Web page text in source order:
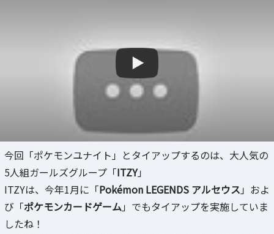
今回「ポケモンユナイト」とタイアップするのは、大人気の
5人組ガールズグループ「ITZY」
ITZYは、今年1月に「Pokémon LEGENDS アルセウス 」およ
び「ポケモンカードゲーム」でもタイアップを実施していま
したね！